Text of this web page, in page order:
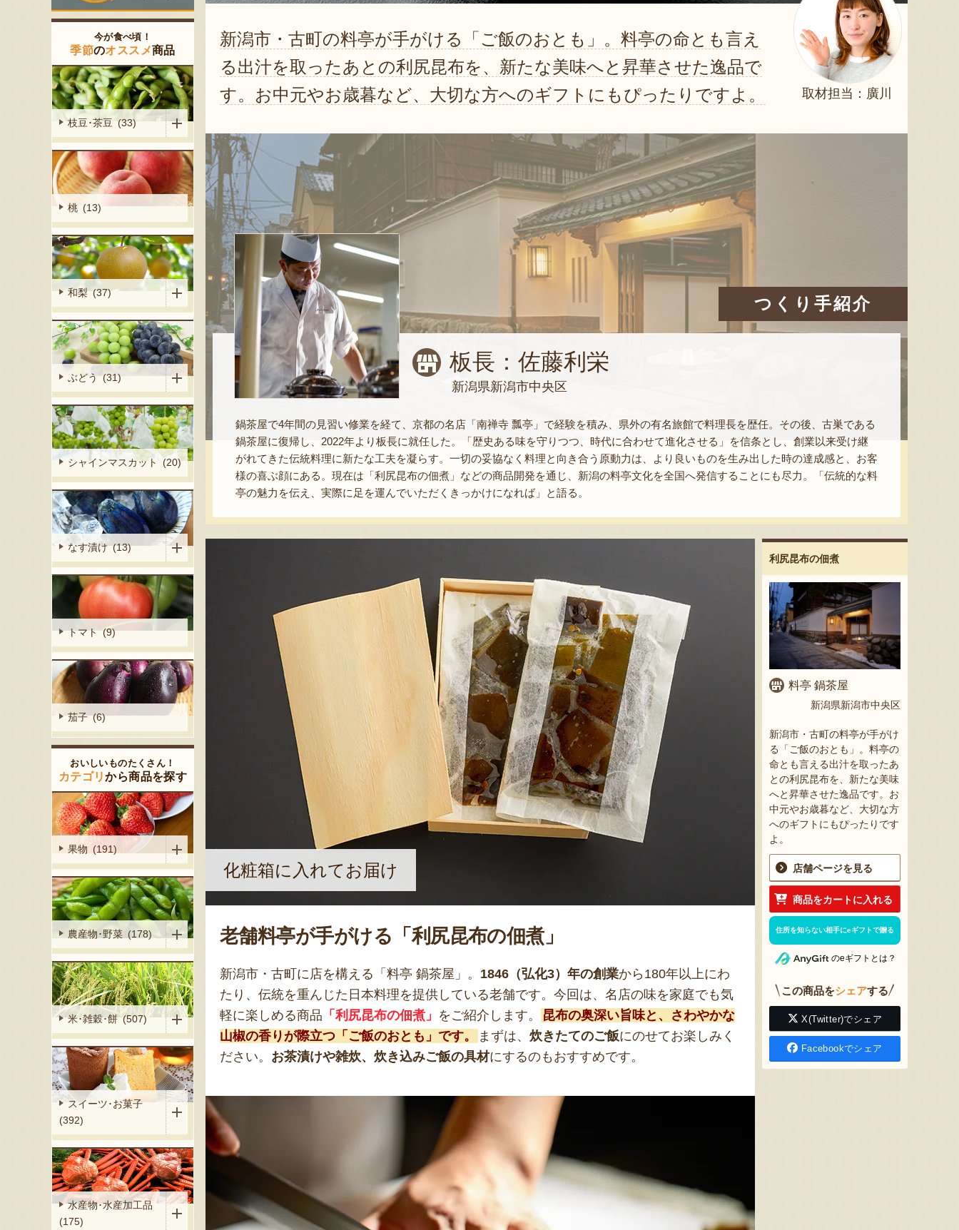
取材担当：廣川
新潟市・古町の料亭が手がける「ご飯のおとも」。料亭の命とも言え
る出汁を取ったあとの利尻昆布を、新たな美味へと昇華させた逸品で
す。お中元やお歳暮など、大切な方へのギフトにもぴったりですよ。
つくり手紹介
板長：佐藤利栄
新潟県新潟市中央区
鍋茶屋で4年間の見習い修業を経て、京都の名店「南禅寺 瓢亭」で経験を積み、県外の有名旅館で料理長を歴任。その後、古巣である
鍋茶屋に復帰し、2022年より板長に就任した。「歴史ある味を守りつつ、時代に合わせて進化させる」を信条とし、創業以来受け継
がれてきた伝統料理に新たな工夫を凝らす。一切の妥協なく料理と向き合う原動力は、より良いものを生み出した時の達成感と、お客
様の喜ぶ顔にある。現在は「利尻昆布の佃煮」などの商品開発を通じ、新潟の料亭文化を全国へ発信することにも尽力。「伝統的な料
亭の魅力を伝え、実際に足を運んでいただくきっかけになれば」と語る。
化粧箱に入れてお届け
老舗料亭が手がける「利尻昆布の佃煮」
新潟市・古町に店を構える「料亭 鍋茶屋」。 1846（弘化3）年の創業から180年以上にわ
たり、伝統を重んじた日本料理を提供している老舗です。今回は、名店の味を家庭でも気
軽に楽しめる商品 「利尻昆布の佃煮」 をご紹介します。
昆布の奥深い旨味と、さわやかな
山椒の香りが際立つ「ご飯のおとも」です。
まずは、 炊きたてのご飯にのせてお楽しみく
ださい。 お茶漬けや雑炊、炊き込みご飯の具材にするのもおすすめです。
利尻昆布の佃煮
料亭 鍋茶屋
新潟県新潟市中央区
新潟市・古町の料亭が手がけ
る「ご飯のおとも」。料亭の
命とも言える出汁を取ったあ
との利尻昆布を、新たな美味
へと昇華させた逸品です。お
中元やお歳暮など、大切な方
へのギフトにもぴったりです
よ。
店舗ページを見る
商品をカートに入れる
住所を知らない相手にeギフトで贈る
のeギフトとは？
この商品をシェアする
X(Twitter)でシェア
Facebookでシェア
今が食べ頃！
季節のオススメ商品
枝豆･茶豆 (33)
桃 (13)
和梨 (37)
ぶどう (31)
シャインマスカット (20)
なす漬け (13)
トマト (9)
茄子 (6)
おいしいものたくさん！
カテゴリから商品を探す
果物 (191)
農産物･野菜 (178)
米･雑穀･餅 (507)
スイーツ･お菓子
(392)
水産物･水産加工品
(175)